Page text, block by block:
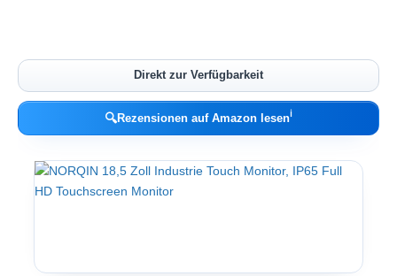
Direkt zur Verfügbarkeit
🔍Rezensionen auf Amazon lesenℹ︎